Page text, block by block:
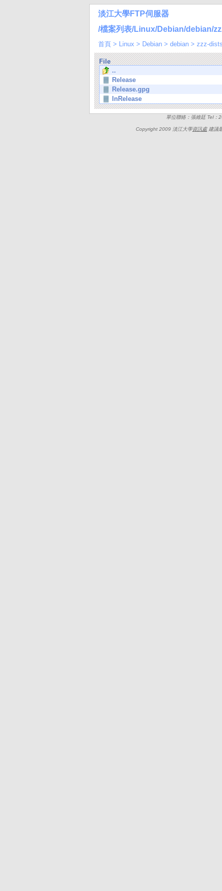
淡江大學FTP伺服器
/檔案列表/Linux/Debian/debian/
首頁 > Linux > Debian > debian > zzz-
File
..
Release
Release.gpg
InRelease
單位聯絡：張維廷 Tel
Copyright 2009 淡江大學資訊處建議